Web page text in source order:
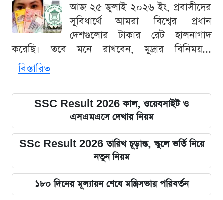
আজ ২৫ জুলাই ২০২৬ ইং, প্রবাসীদের
সুবিধার্থে আমরা বিশ্বের প্রধান
দেশগুলোর টাকার রেট হালনাগাদ
করেছি। তবে মনে রাখবেন, মুদ্রার বিনিময়...
বিস্তারিত
SSC Result 2026 কাল, ওয়েবসাইট ও
এসএমএসে দেখার নিয়ম
SSc Result 2026 তারিখ চূড়ান্ত, স্কুলে ভর্তি নিয়ে
নতুন নিয়ম
১৮০ দিনের মূল্যায়ন শেষে মন্ত্রিসভায় পরিবর্তন